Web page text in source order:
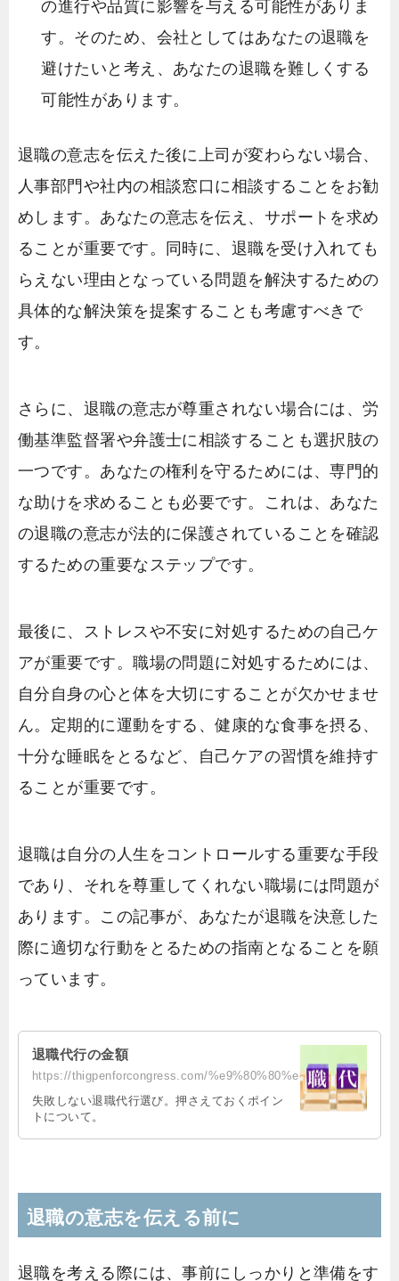
の進行や品質に影響を与える可能性がありま
す。そのため、会社としてはあなたの退職を
避けたいと考え、あなたの退職を難しくする
可能性があります。
退職の意志を伝えた後に上司が変わらない場合、
人事部門や社内の相談窓口に相談することをお勧
めします。あなたの意志を伝え、サポートを求め
ることが重要です。同時に、退職を受け入れても
らえない理由となっている問題を解決するための
具体的な解決策を提案することも考慮すべきで
す。
さらに、退職の意志が尊重されない場合には、労
働基準監督署や弁護士に相談することも選択肢の
一つです。あなたの権利を守るためには、専門的
な助けを求めることも必要です。これは、あなた
の退職の意志が法的に保護されていることを確認
するための重要なステップです。
最後に、ストレスや不安に対処するための自己ケ
アが重要です。職場の問題に対処するためには、
自分自身の心と体を大切にすることが欠かせませ
ん。定期的に運動をする、健康的な食事を摂る、
十分な睡眠をとるなど、自己ケアの習慣を維持す
ることが重要です。
退職は自分の人生をコントロールする重要な手段
であり、それを尊重してくれない職場には問題が
あります。この記事が、あなたが退職を決意した
際に適切な行動をとるための指南となることを願
っています。
退職代行の金額
https://thigpenforcongress.com/%e9%80%80%e8%81%b7%e4%bb%a3%e8%a1%8c%e3%81%ae%...
失敗しない退職代行選び。押さえておくポイン
トについて。
退職の意志を伝える前に
退職を考える際には、事前にしっかりと準備をす